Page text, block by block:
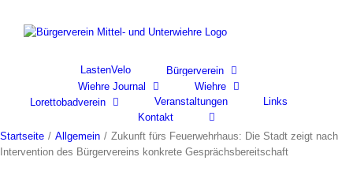
content
LastenVelo
Bürgerverein
Wiehre Journal
Wiehre
Lorettobadverein
Veranstaltungen
Links
Kontakt
Startseite / Allgemein / Zukunft fürs Feuerwehrhaus: Die Stadt zeigt nach
Intervention des Bürgervereins konkrete Gesprächsbereitschaft